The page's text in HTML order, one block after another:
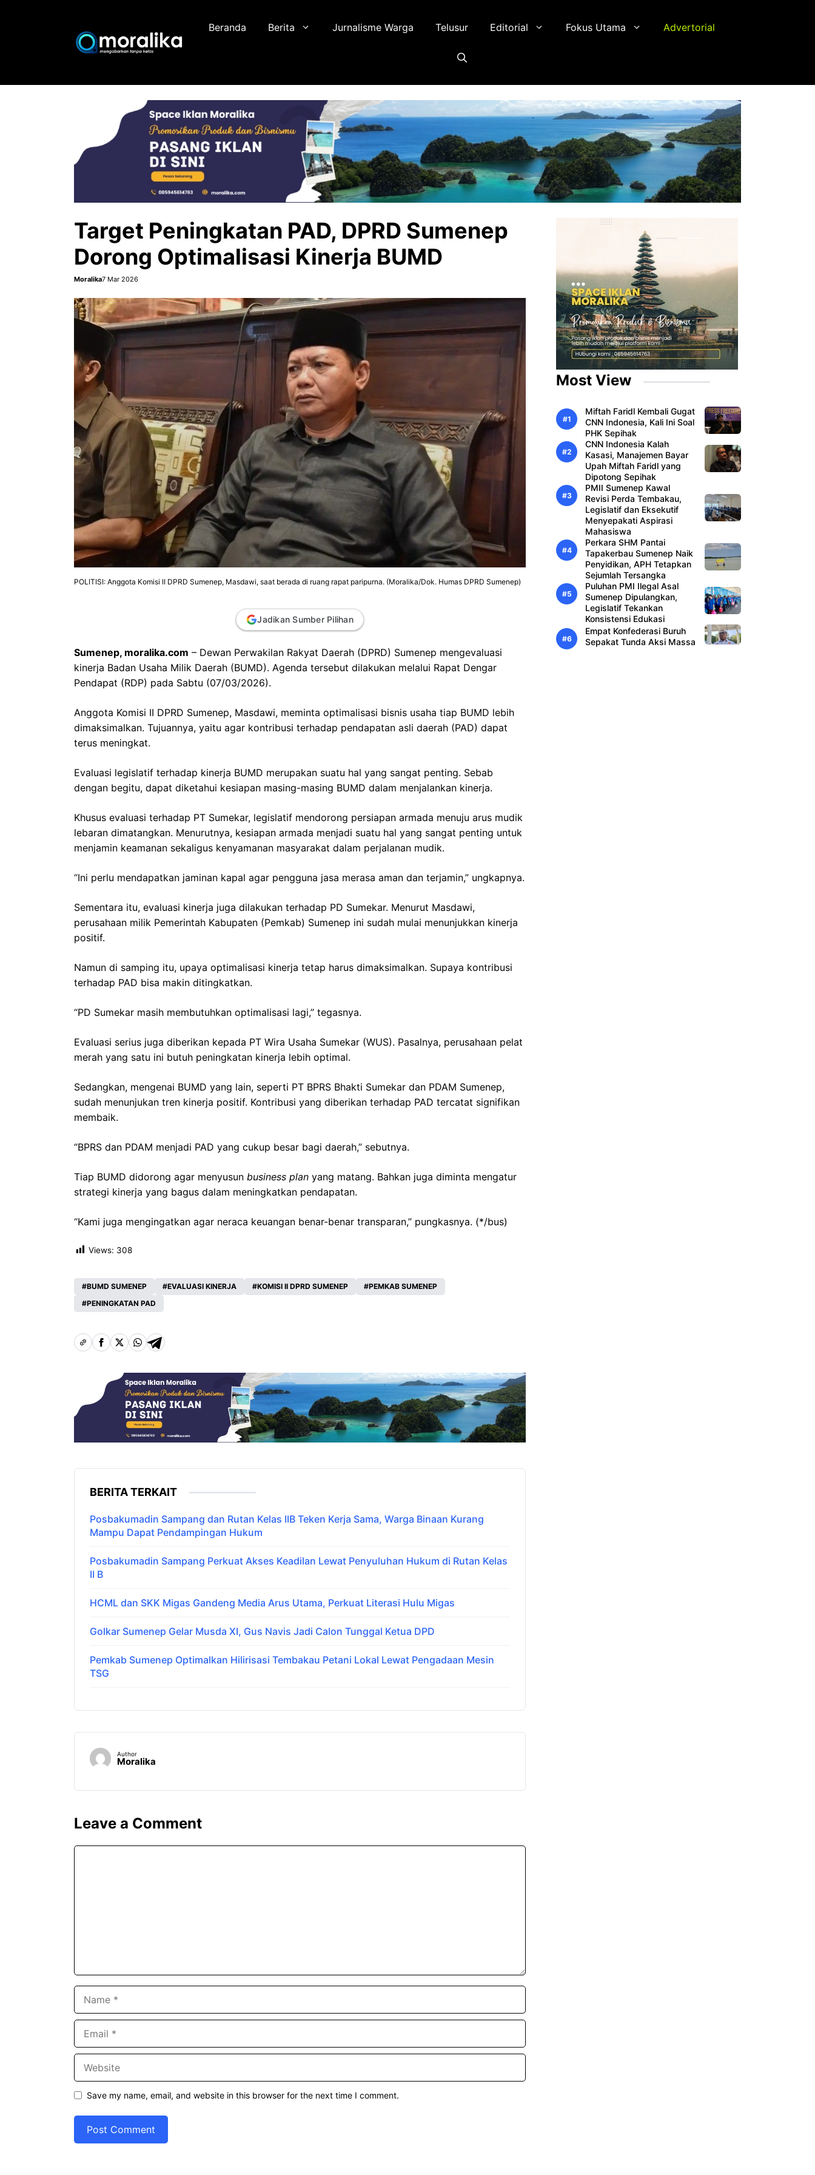
Beranda Berita Jurnalisme Warga Telusur Editorial Fokus Utama Advertorial
Target Peningkatan PAD, DPRD Sumenep
Dorong Optimalisasi Kinerja BUMD
Moralika7 Mar 2026
POLITISI: Anggota Komisi II DPRD Sumenep, Masdawi, saat berada di ruang rapat paripurna. (Moralika/Dok. Humas DPRD Sumenep)
Jadikan Sumber Pilihan
Sumenep, moralika.com – Dewan Perwakilan Rakyat Daerah (DPRD) Sumenep mengevaluasi
kinerja Badan Usaha Milik Daerah (BUMD). Agenda tersebut dilakukan melalui Rapat Dengar
Pendapat (RDP) pada Sabtu (07/03/2026).
Anggota Komisi II DPRD Sumenep, Masdawi, meminta optimalisasi bisnis usaha tiap BUMD lebih
dimaksimalkan. Tujuannya, yaitu agar kontribusi terhadap pendapatan asli daerah (PAD) dapat
terus meningkat.
Evaluasi legislatif terhadap kinerja BUMD merupakan suatu hal yang sangat penting. Sebab
dengan begitu, dapat diketahui kesiapan masing-masing BUMD dalam menjalankan kinerja.
Khusus evaluasi terhadap PT Sumekar, legislatif mendorong persiapan armada menuju arus mudik
lebaran dimatangkan. Menurutnya, kesiapan armada menjadi suatu hal yang sangat penting untuk
menjamin keamanan sekaligus kenyamanan masyarakat dalam perjalanan mudik.
“Ini perlu mendapatkan jaminan kapal agar pengguna jasa merasa aman dan terjamin,” ungkapnya.
Sementara itu, evaluasi kinerja juga dilakukan terhadap PD Sumekar. Menurut Masdawi,
perusahaan milik Pemerintah Kabupaten (Pemkab) Sumenep ini sudah mulai menunjukkan kinerja
positif.
Namun di samping itu, upaya optimalisasi kinerja tetap harus dimaksimalkan. Supaya kontribusi
terhadap PAD bisa makin ditingkatkan.
“PD Sumekar masih membutuhkan optimalisasi lagi,” tegasnya.
Evaluasi serius juga diberikan kepada PT Wira Usaha Sumekar (WUS). Pasalnya, perusahaan pelat
merah yang satu ini butuh peningkatan kinerja lebih optimal.
Sedangkan, mengenai BUMD yang lain, seperti PT BPRS Bhakti Sumekar dan PDAM Sumenep,
sudah menunjukan tren kinerja positif. Kontribusi yang diberikan terhadap PAD tercatat signifikan
membaik.
“BPRS dan PDAM menjadi PAD yang cukup besar bagi daerah,” sebutnya.
Tiap BUMD didorong agar menyusun business plan yang matang. Bahkan juga diminta mengatur
strategi kinerja yang bagus dalam meningkatkan pendapatan.
“Kami juga mengingatkan agar neraca keuangan benar-benar transparan,” pungkasnya. (*/bus)
Views: 308
BUMD SUMENEP EVALUASI KINERJA KOMISI II DPRD SUMENEP
PEMKAB SUMENEP
PENINGKATAN PAD
BERITA TERKAIT
Posbakumadin Sampang dan Rutan Kelas IIB Teken Kerja Sama, Warga Binaan Kurang
Mampu Dapat Pendampingan Hukum
Posbakumadin Sampang Perkuat Akses Keadilan Lewat Penyuluhan Hukum di Rutan Kelas
II B
HCML dan SKK Migas Gandeng Media Arus Utama, Perkuat Literasi Hulu Migas
Golkar Sumenep Gelar Musda XI, Gus Navis Jadi Calon Tunggal Ketua DPD
Pemkab Sumenep Optimalkan Hilirisasi Tembakau Petani Lokal Lewat Pengadaan Mesin
TSG
Author
Moralika
Leave a Comment
Save my name, email, and website in this browser for the next time I comment.
Most View
Miftah Faridl Kembali Gugat
CNN Indonesia, Kali Ini Soal
PHK Sepihak
CNN Indonesia Kalah
Kasasi, Manajemen Bayar
Upah Miftah Faridl yang
Dipotong Sepihak
PMII Sumenep Kawal
Revisi Perda Tembakau,
Legislatif dan Eksekutif
Menyepakati Aspirasi
Mahasiswa
Perkara SHM Pantai
Tapakerbau Sumenep Naik
Penyidikan, APH Tetapkan
Sejumlah Tersangka
Puluhan PMI Ilegal Asal
Sumenep Dipulangkan,
Legislatif Tekankan
Konsistensi Edukasi
Empat Konfederasi Buruh
Sepakat Tunda Aksi Massa